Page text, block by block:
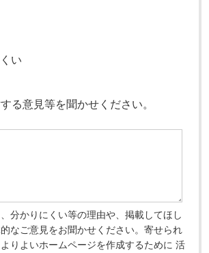
い
る意見等を聞かせください。
分かりにくい等の理由や、掲載してほし
なご意見をお聞かせください。寄せられ
りよいホームページを作成するために 活